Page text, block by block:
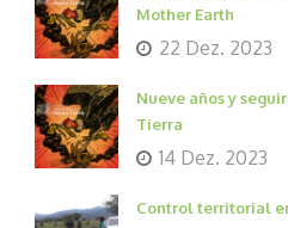
Mother Earth
22 Dez. 2023
Nueve años y
Tierra
14 Dez. 2023
Control territorial